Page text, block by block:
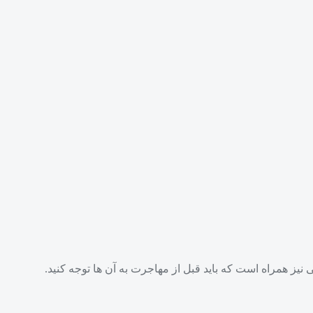
نیز همراه است که باید قبل از مهاجرت به آن‌ ها توجه کنید.